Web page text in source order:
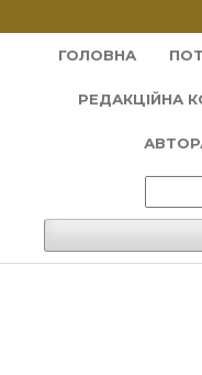
ГОЛОВНА
РЕДАКЦІЙНА